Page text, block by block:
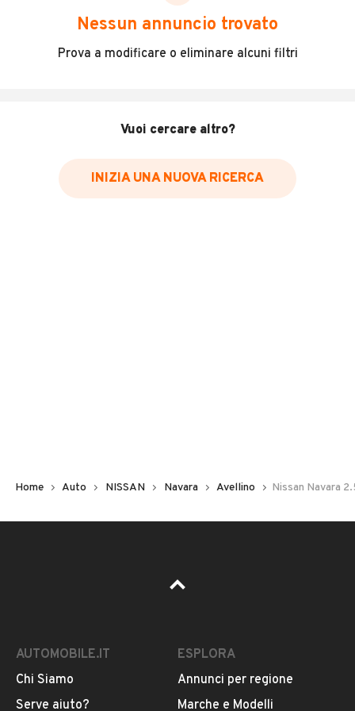
scegliere in modo trasparente e sicuro, come:
Incidenti in cui è stato coinvolto il veicolo
Data e luogo delle revisioni effettuate
Inserisci il numero di targa per verificare la disponibilità
Pubblicità
Nessun annuncio trovato
Prova a modificare o eliminare alcuni filtri
Vuoi cercare altro?
INIZIA UNA NUOVA RICERCA
Home Auto NISSAN Navara Avellino Nissan Navara
AUTOMOBILE.IT
Chi Siamo
Serve aiuto?
ESPLORA
Annunci per regione
Marche e Modelli